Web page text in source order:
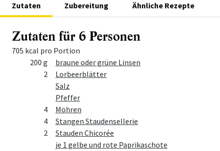
Zutaten Zubereitung Ähnliche Rezepte
Zutaten für 6 Personen
705 kcal pro Portion
MengeZutat
200 g
braune oder grüne Linsen
2
Lorbeerblätter
Salz
Pfeffer
4
Möhren
4
Stangen Staudensellerie
2
Stauden Chicorée
je 1 gelbe und rote Paprikaschote